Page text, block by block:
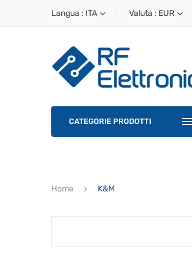
Langua : ITA Valuta : EUR
CATEGORIE PRODOTTI
Home K&M